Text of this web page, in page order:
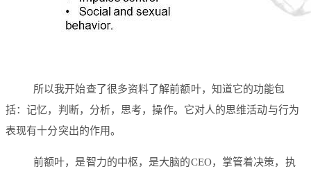
所以我开始查了很多资料了解前额叶，知道它的功能包
括：记忆，判断，分析，思考，操作。它对人的思维活动与行为
表现有十分突出的作用。
前额叶，是智力的中枢，是大脑的CEO，掌管着决策，执